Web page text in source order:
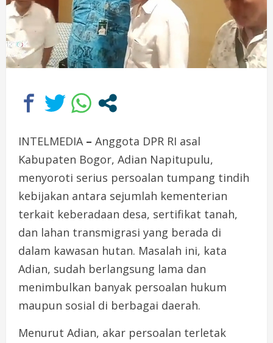
INTELMEDIA – Anggota DPR RI asal
Kabupaten Bogor, Adian Napitupulu,
menyoroti serius persoalan tumpang tindih
kebijakan antara sejumlah kementerian
terkait keberadaan desa, sertifikat tanah,
dan lahan transmigrasi yang berada di
dalam kawasan hutan. Masalah ini, kata
Adian, sudah berlangsung lama dan
menimbulkan banyak persoalan hukum
maupun sosial di berbagai daerah.
Menurut Adian, akar persoalan terletak